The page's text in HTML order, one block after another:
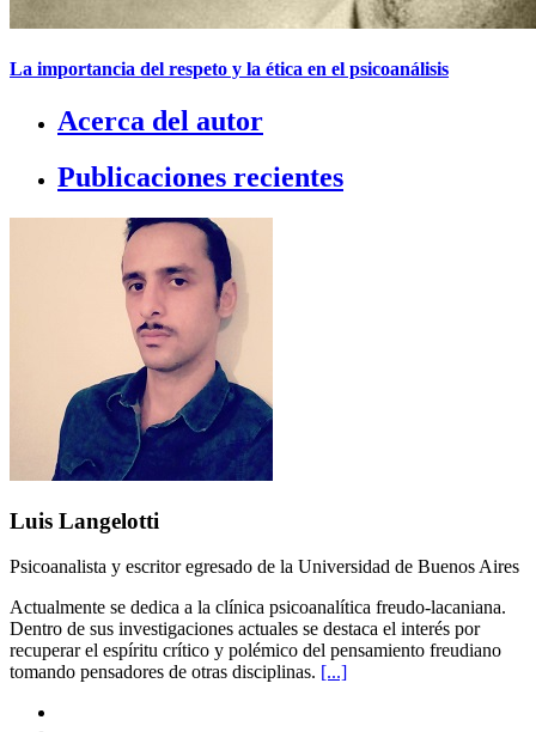
La importancia del respeto y la ética en el psicoanálisis
Acerca del autor
Publicaciones recientes
Luis Langelotti
Psicoanalista y escritor egresado de la Universidad de Buenos Aires
Actualmente se dedica a la clínica psicoanalítica freudo-lacaniana.
Dentro de sus investigaciones actuales se destaca el interés por
recuperar el espíritu crítico y polémico del pensamiento freudiano
tomando pensadores de otras disciplinas. [...]